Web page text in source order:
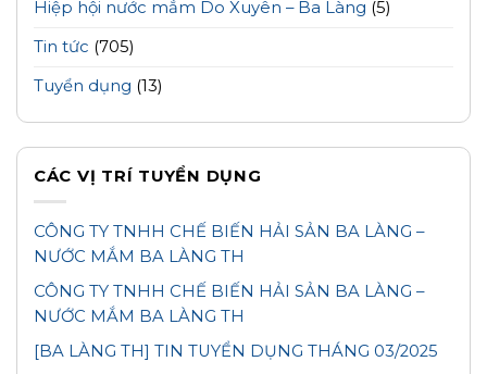
Hiệp hội nước mắm Do Xuyên – Ba Làng (5)
Tin tức (705)
Tuyển dụng (13)
CÁC VỊ TRÍ TUYỂN DỤNG
CÔNG TY TNHH CHẾ BIẾN HẢI SẢN BA LÀNG –
NƯỚC MẮM BA LÀNG TH
CÔNG TY TNHH CHẾ BIẾN HẢI SẢN BA LÀNG –
NƯỚC MẮM BA LÀNG TH
[BA LÀNG TH] TIN TUYỂN DỤNG THÁNG 03/2025